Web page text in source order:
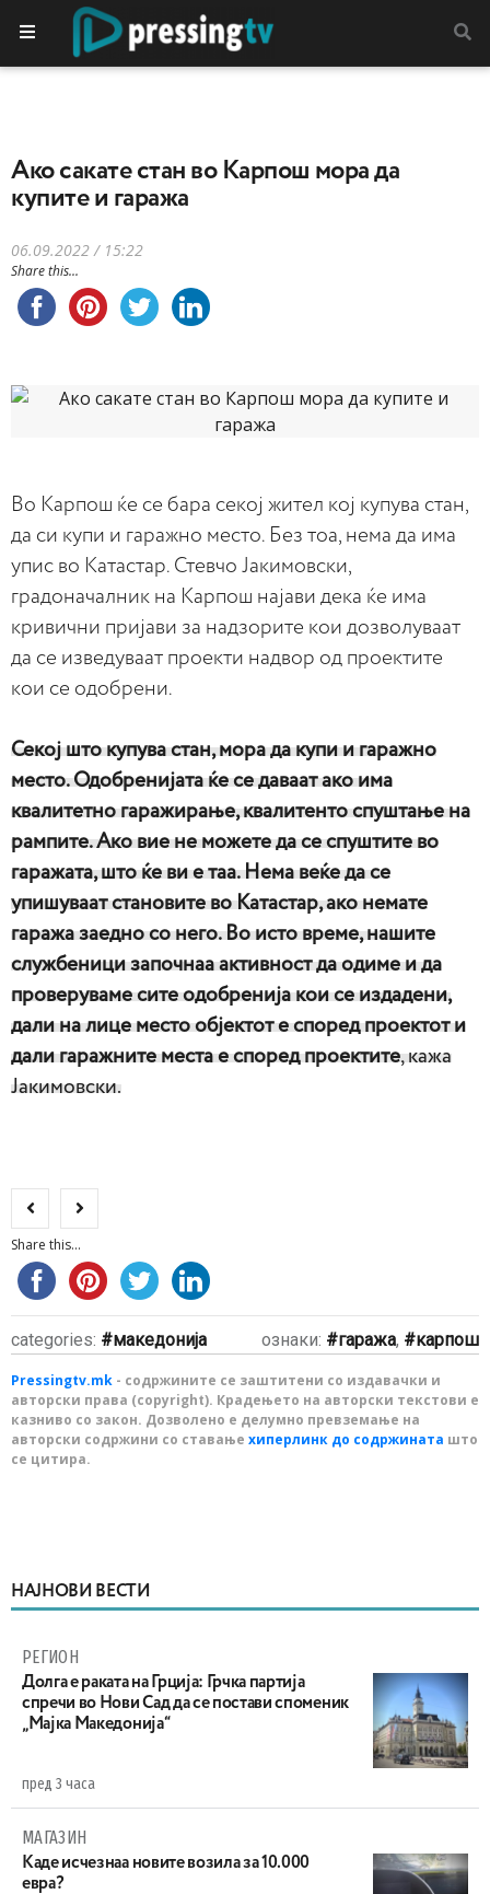
Ако сакате стан во Карпош мора да
купите и гаража
06.09.2022 / 15:22
Share this...
Во Карпош ќе се бара секој жител кој купува стан,
да си купи и гаражно место. Без тоа, нема да има
упис во Катастар. Стевчо Јакимовски,
градоначалник на Карпош најави дека ќе има
кривични пријави за надзорите кои дозволуваат
да се изведуваат проекти надвор од проектите
кои се одобрени.
Секој што купува стан, мора да купи и гаражно
место. Одобренијата ќе се даваат ако има
квалитетно гаражирање, квалитенто спуштање на
рампите. Ако вие не можете да се спуштите во
гаражата, што ќе ви е таа. Нема веќе да се
упишуваат становите во Катастар, ако немате
гаража заедно со него. Во исто време, нашите
службеници започнаа активност да одиме и да
проверуваме сите одобренија кои се издадени,
дали на лице место објектот е според проектот и
дали гаражните места е според проектите, кажа
Јакимовски.
Share this...
categories: македонија ознаки: гаража, карпош
Pressingtv.mk - содржините се заштитени со издавачки и
авторски права (copyright). Крадењето на авторски текстови е
казниво со закон. Дозволено е делумно превземање на
авторски содржини со ставање хиперлинк до содржината што
се цитира.
НАЈНОВИ ВЕСТИ
РЕГИОН
Долга е раката на Грција: Грчка партија
спречи во Нови Сад да се постави споменик
„Мајка Македонија“
пред 3 часа
МАГАЗИН
Каде исчезнаа новите возила за 10.000
евра?